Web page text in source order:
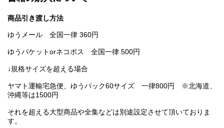
商品引き渡し方法
ゆうメール 全国一律 360円
ゆうパケットorネコポス 全国一律 500円
↓規格サイズを超える場合
ヤマト運輸宅急便、ゆうパック60サイズ 一律800円 ※北海道、
沖縄等は1500円
それを超える大型商品や全集などは別途設定させて頂いておりま
す。